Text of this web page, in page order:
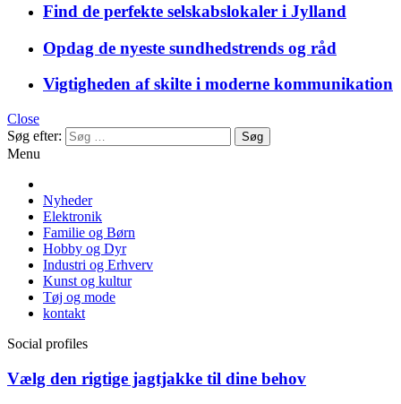
Find de perfekte selskabslokaler i Jylland
Opdag de nyeste sundhedstrends og råd
Vigtigheden af skilte i moderne kommunikation
Close
Søg efter:
Menu
Nyheder
Elektronik
Familie og Børn
Hobby og Dyr
Industri og Erhverv
Kunst og kultur
Tøj og mode
kontakt
Social profiles
Vælg den rigtige jagtjakke til dine behov